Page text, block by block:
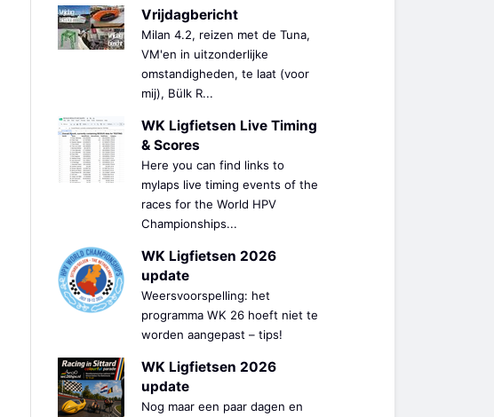
Vrijdagbericht
Milan 4.2, reizen met de Tuna,
VM'en in uitzonderlijke
omstandigheden, te laat (voor
mij), Bülk R...
WK Ligfietsen Live Timing
& Scores
Here you can find links to
mylaps live timing events of the
races for the World HPV
Championships...
WK Ligfietsen 2026
update
Weersvoorspelling: het
programma WK 26 hoeft niet te
worden aangepast – tips!
WK Ligfietsen 2026
update
Nog maar een paar dagen en